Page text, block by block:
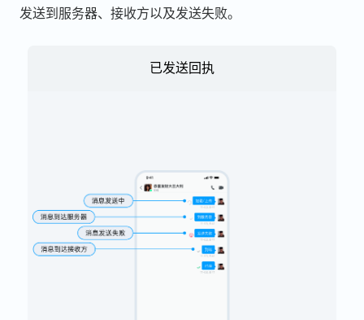
发送到服务器、接收方以及发送失败。
已发送回执